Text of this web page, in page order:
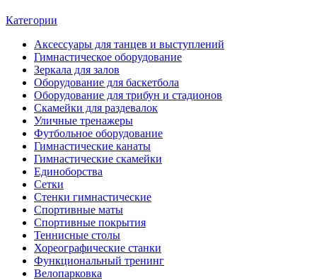
Категории
Аксессуары для танцев и выступлений
Гимнастическое оборудование
Зеркала для залов
Оборудование для баскетбола
Оборудование для трибун и стадионов
Скамейки для раздевалок
Уличные тренажеры
Футбольное оборудование
Гимнастические канаты
Гимнастические скамейки
Единоборства
Сетки
Стенки гимнастические
Спортивные маты
Спортивные покрытия
Теннисные столы
Хореографические станки
Функциональный тренинг
Велопарковка